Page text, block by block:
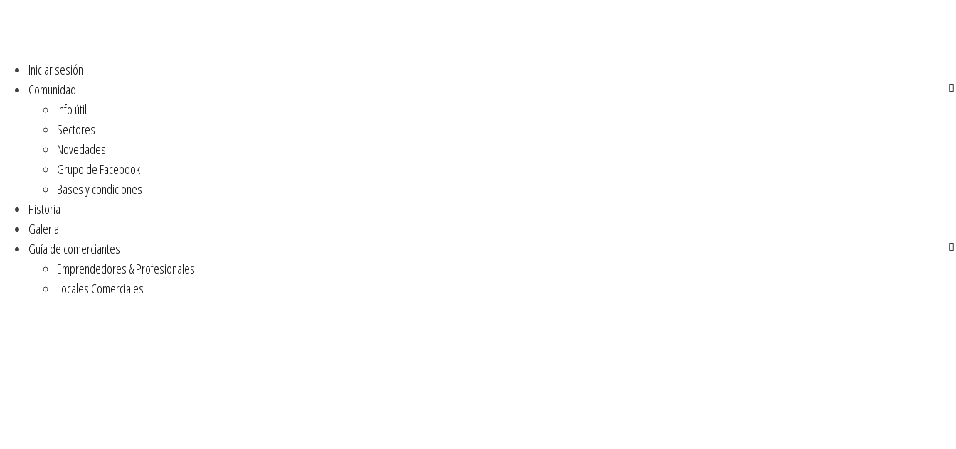
Iniciar sesión
Comunidad
Info útil
Sectores
Novedades
Grupo de Facebook
Bases y condiciones
Historia
Galeria
Guía de comerciantes
Emprendedores & Profesionales
Locales Comerciales